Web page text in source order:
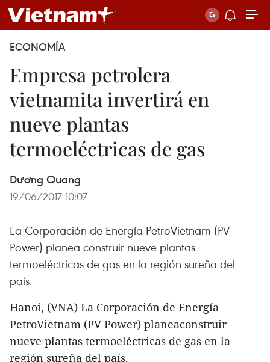
ECONOMÍA
Empresa petrolera
vietnamita invertirá en
nueve plantas
termoeléctricas de gas
Dương Quang
19/06/2017 10:07
La Corporación de Energía PetroVietnam (PV
Power) planea construir nueve plantas
termoeléctricas de gas en la región sureña del
país.
Hanoi, (VNA) La Corporación de Energía
PetroVietnam (PV Power) planeaconstruir
nueve plantas termoeléctricas de gas en la
región sureña del país.